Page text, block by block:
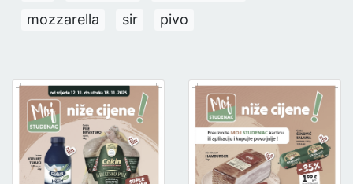
mozzarella
sir pivo